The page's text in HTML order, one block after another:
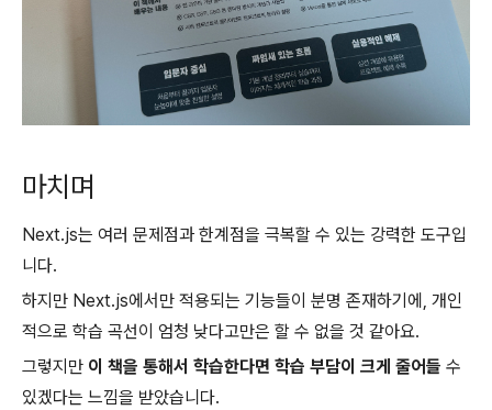
마치며
Next.js는 여러 문제점과 한계점을 극복할 수 있는 강력한 도구입
니다.
하지만 Next.js에서만 적용되는 기능들이 분명 존재하기에, 개인
적으로 학습 곡선이 엄청 낮다고만은 할 수 없을 것 같아요.
그렇지만 이 책을 통해서 학습한다면 학습 부담이 크게 줄어들 수
있겠다는 느낌을 받았습니다.